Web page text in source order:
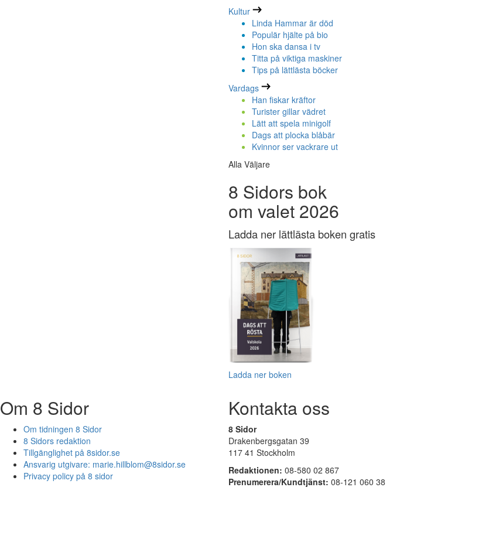
Kultur
Linda Hammar är död
Populär hjälte på bio
Hon ska dansa i tv
Titta på viktiga maskiner
Tips på lättlästa böcker
Vardags
Han fiskar kräftor
Turister gillar vädret
Lätt att spela minigolf
Dags att plocka blåbär
Kvinnor ser vackrare ut
Alla Väljare
8 Sidors bok
om valet 2026
Ladda ner lättlästa boken gratis
Ladda ner boken
Om 8 Sidor
Om tidningen 8 Sidor
8 Sidors redaktion
Tillgänglighet på 8sidor.se
Ansvarig utgivare: marie.hillblom@8sidor.se
Privacy policy på 8 sidor
Kontakta oss
8 Sidor
Drakenbergsgatan 39
117 41 Stockholm
Redaktionen: 08-580 02 867
Prenumerera/Kundtjänst: 08-121 060 38